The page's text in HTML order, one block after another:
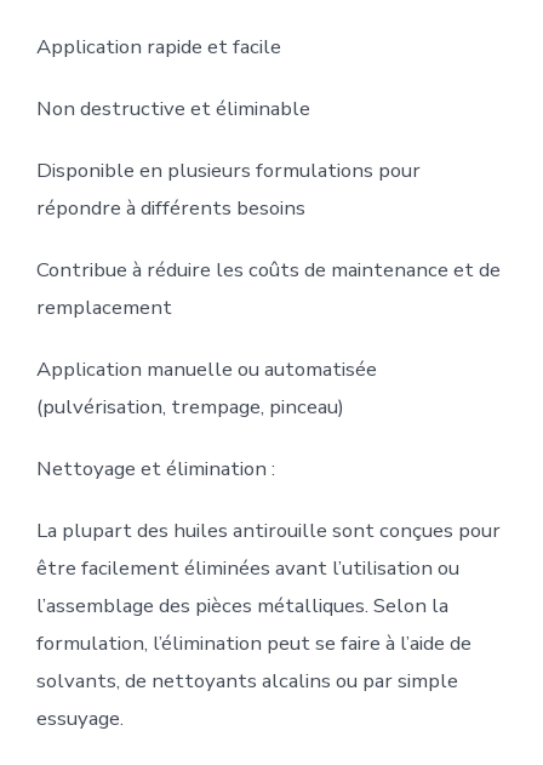
Application rapide et facile
Non destructive et éliminable
Disponible en plusieurs formulations pour
répondre à différents besoins
Contribue à réduire les coûts de maintenance et de
remplacement
Application manuelle ou automatisée
(pulvérisation, trempage, pinceau)
Nettoyage et élimination :
La plupart des huiles antirouille sont conçues pour
être facilement éliminées avant l’utilisation ou
l’assemblage des pièces métalliques. Selon la
formulation, l’élimination peut se faire à l’aide de
solvants, de nettoyants alcalins ou par simple
essuyage.